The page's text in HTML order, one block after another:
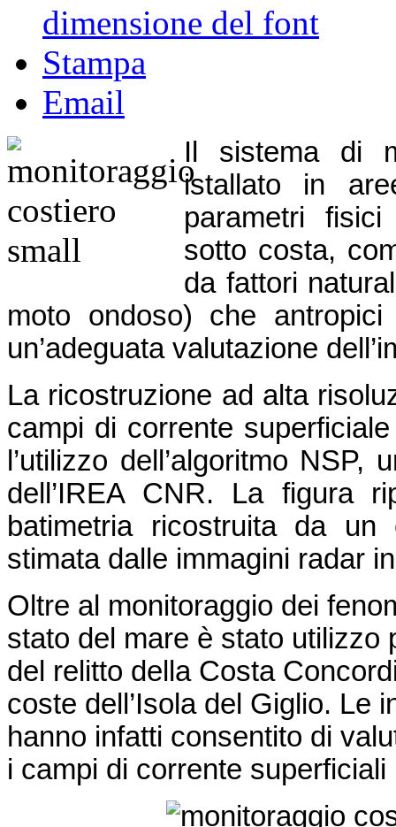
dimensione del font
Stampa
Email
Il sistema di
istallato in
parametri
sotto costa,
da fattori
moto ondoso) che
un’adeguata valutazione
La ricostruzione ad alta
campi di corrente
l’utilizzo dell’algoritmo
dell’IREA CNR. La figura
batimetria ricostruita da un
stimata dalle immagini radar
Oltre al monitoraggio dei
stato del mare è stato utilizzo
del relitto della Costa
coste dell’Isola del Giglio. Le
hanno infatti consentito di
i campi di corrente